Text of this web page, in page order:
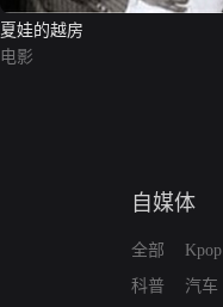
夏娃的越房
电影
自媒体
全部
科普
Kpop
汽车